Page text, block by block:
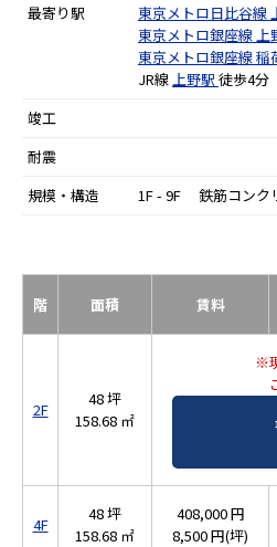
最寄り駅
東京メトロ日比谷線
東京メトロ銀座線
東京メトロ銀座線稲
JR線 上野駅 徒歩4分
竣工
耐震
規模・構造
1F - 9F 鉄筋コンク
階 面積 賃料
2F
48 坪
158.68 ㎡
※
4F
48 坪
158.68 ㎡
408,000 円
8,500 円(坪)